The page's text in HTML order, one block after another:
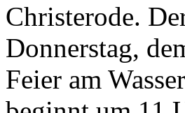
Christerode.
Donnerstag,
Feier am